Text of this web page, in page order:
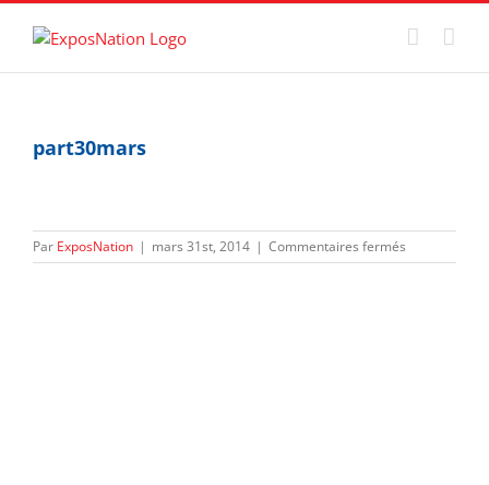
Passer
part30mars
Par ExposNation | mars 31st, 2014 | Commentaires fermés
part30mars